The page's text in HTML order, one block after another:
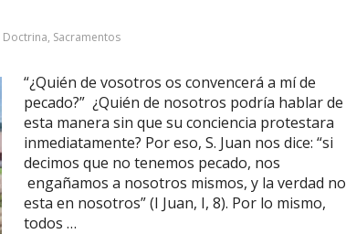
Doctrina, Sacramentos
“¿Quién de vosotros os convencerá a mí de
pecado?” ¿Quién de nosotros podría hablar de
esta manera sin que su conciencia protestara
inmediatamente? Por eso, S. Juan nos dice: “si
decimos que no tenemos pecado, nos
engañamos a nosotros mismos, y la verdad no
esta en nosotros” (I Juan, I, 8). Por lo mismo,
todos …